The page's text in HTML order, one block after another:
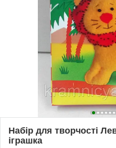
Набір для творчості
іграшка